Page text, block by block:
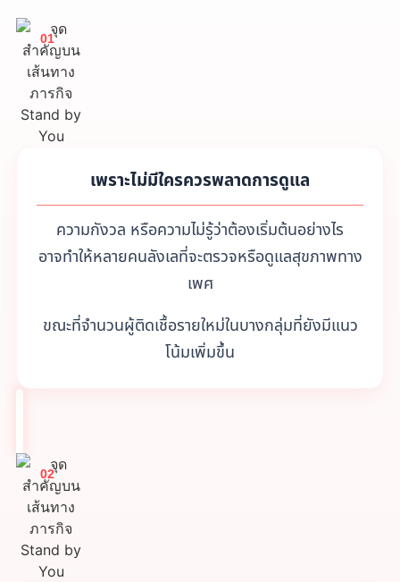
01
เพราะไม่มีใครควรพลาดการดูแล
ความกังวล หรือความไม่รู้ว่าต้องเริ่มต้นอย่างไร
อาจทำให้หลายคนลังเลที่จะตรวจหรือดูแลสุขภาพทาง
เพศ
ขณะที่จำนวนผู้ติดเชื้อรายใหม่ในบางกลุ่มที่ยังมีแนว
โน้มเพิ่มขึ้น
02